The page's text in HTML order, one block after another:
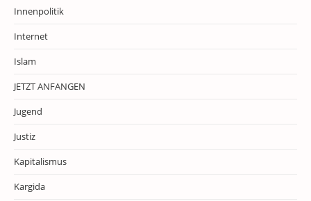
Innenpolitik
Internet
Islam
JETZT ANFANGEN
Jugend
Justiz
Kapitalismus
Kargida